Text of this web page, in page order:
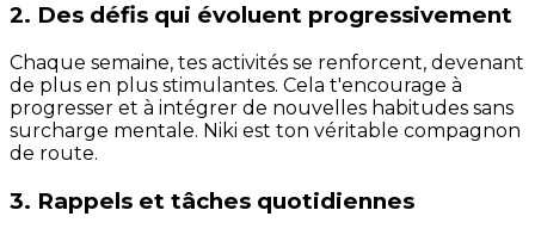
2. Des défis qui évoluent progressivement
Chaque semaine, tes activités se renforcent, devenant
de plus en plus stimulantes. Cela t'encourage à
progresser et à intégrer de nouvelles habitudes sans
surcharge mentale. Niki est ton véritable compagnon
de route.
3. Rappels et tâches quotidiennes